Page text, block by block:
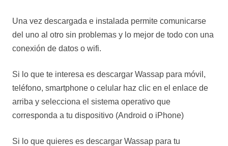
Una vez descargada e instalada permite comunicarse
del uno al otro sin problemas y lo mejor de todo con una
conexión de datos o wifi.
Si lo que te interesa es descargar Wassap para móvil,
teléfono, smartphone o celular haz clic en el enlace de
arriba y selecciona el sistema operativo que
corresponda a tu dispositivo (Android o iPhone)
Si lo que quieres es descargar Wassap para tu